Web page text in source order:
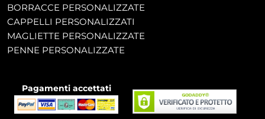
BORRACCE PERSONALIZZATE
CAPPELLI PERSONALIZZATI
MAGLIETTE PERSONALIZZATE
PENNE PERSONALIZZATE
Pagamenti accettati